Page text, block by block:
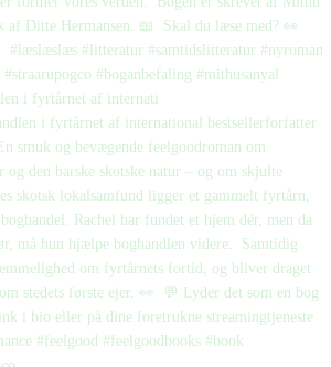
i fyrtårnet af internati